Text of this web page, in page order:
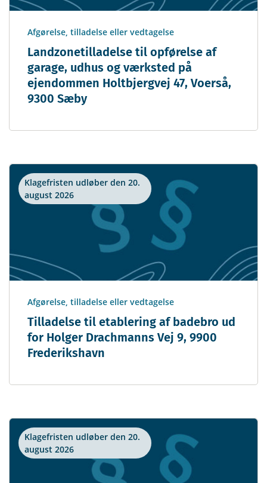
Afgørelse, tilladelse eller vedtagelse
Landzonetilladelse til opførelse af
garage, udhus og værksted på
ejendommen Holtbjergvej 47, Voerså,
9300 Sæby
Klagefristen udløber den 20.
august 2026
Afgørelse, tilladelse eller vedtagelse
Tilladelse til etablering af badebro ud
for Holger Drachmanns Vej 9, 9900
Frederikshavn
Klagefristen udløber den 20.
august 2026